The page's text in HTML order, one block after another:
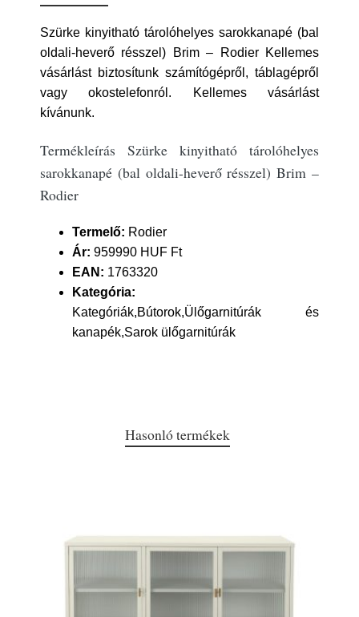
Szürke kinyitható tárolóhelyes sarokkanapé (bal
oldali-heverő résszel) Brim – Rodier Kellemes
vásárlást biztosítunk számítógépről, táblagépről
vagy okostelefonról. Kellemes vásárlást
kívánunk.
Termékleírás Szürke kinyitható tárolóhelyes
sarokkanapé (bal oldali-heverő résszel) Brim –
Rodier
Termelő: Rodier
Ár: 959990 HUF Ft
EAN: 1763320
Kategória:
Kategóriák,Bútorok,Ülőgarnitúrák és
kanapék,Sarok ülőgarnitúrák
Hasonló termékek